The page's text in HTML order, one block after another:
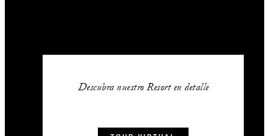
Descubra nuestro Resort en detalle